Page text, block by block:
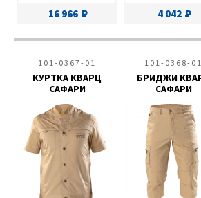
16 966 4 042
101-0367-01
КУРТКА КВАРЦ
САФАРИ
101-0368-01
БРИДЖИ
САФАРИ